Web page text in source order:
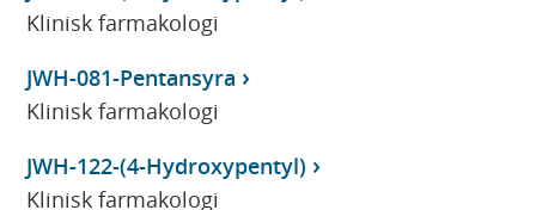
Klinisk farmakologi
JWH-081-Pentansyra
Klinisk farmakologi
JWH-122-(4-Hydroxypentyl)
Klinisk farmakologi